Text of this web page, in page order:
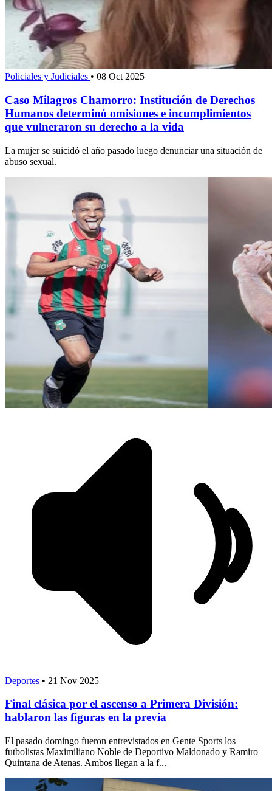
Policiales y Judiciales • 08 Oct 2025
Caso Milagros Chamorro: Institución de Derechos
Humanos determinó omisiones e incumplimientos
que vulneraron su derecho a la vida
La mujer se suicidó el año pasado luego denunciar una situación de
abuso sexual.
Deportes • 21 Nov 2025
Final clásica por el ascenso a Primera División:
hablaron las figuras en la previa
El pasado domingo fueron entrevistados en Gente Sports los
futbolistas Maximiliano Noble de Deportivo Maldonado y Ramiro
Quintana de Atenas. Ambos llegan a la f...